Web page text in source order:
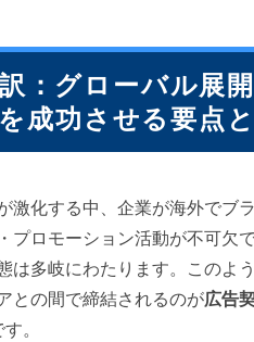
ビ
ス
（
1
語
・
2
1
0
カ
：グローバル展
成功させる要点
激化する中、企業が海外でブ
プロモーション活動が不可欠
は多岐にわたります。このよ
との間で締結されるのが広告
す。